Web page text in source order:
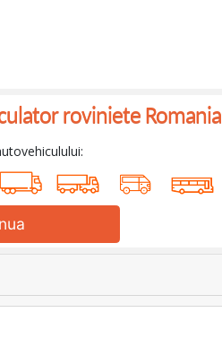
roviniete Romania